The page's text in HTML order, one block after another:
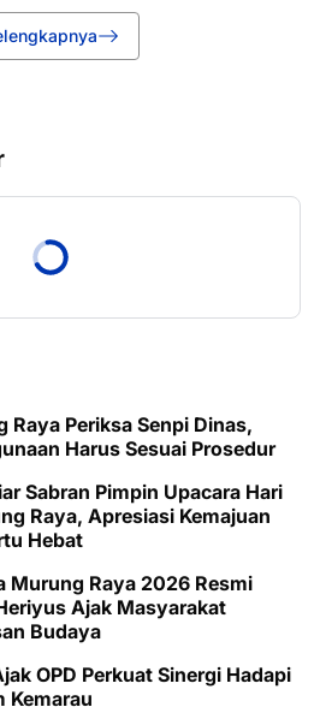
Raya Periksa Senpi Dinas,
Harus Sesuai Prosedur
Sabran Pimpin Upacara Hari
Raya, Apresiasi Kemajuan
Hebat
Murung Raya 2026 Resmi
Ajak Masyarakat
Budaya
OPD Perkuat Sinergi Hadapi
Kemarau